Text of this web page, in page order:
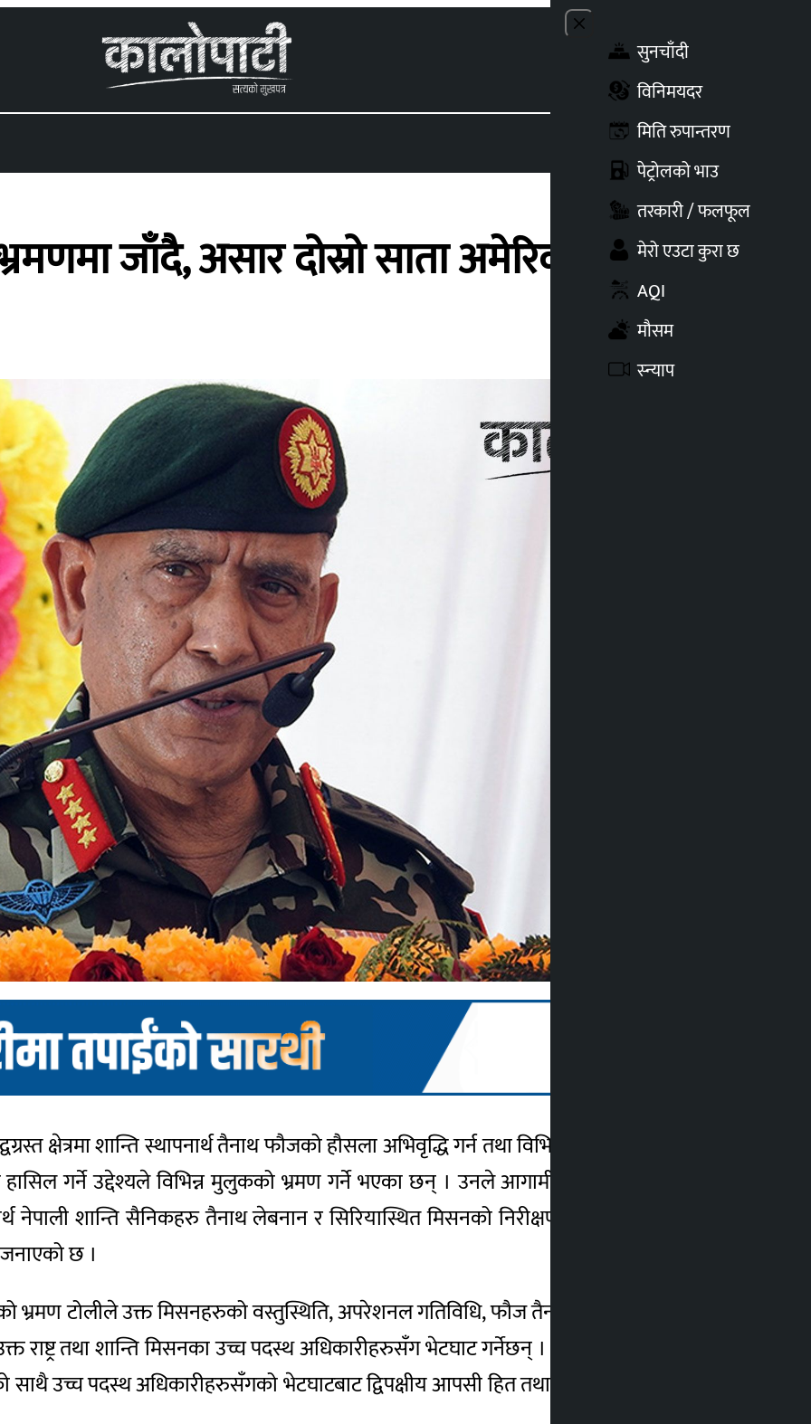
Close menu
सुनचाँदी
विनिमयदर
मिति रुपान्तरण
पेट्रोलको भाउ
तरकारी / फलफूल
मेरो एउटा कुरा छ
AQI
मौसम
स्न्याप
जाँदै, असार दोस्रो साता अमेरिका पुगेर फर्किने
क्षेत्रमा शान्ति स्थापनार्थ तैनाथ फौजको हौसला अभिवृद्धि गर्न तथा विभिन्न युएन मिसनहरुको विविध
हासिल गर्ने उद्देश्यले विभिन्न मुलुकको भ्रमण गर्ने भएका छन् । उनले आगामी असार ४ देखि १० गतेसम्म
नेपाली शान्ति सैनिकहरु तैनाथ लेबनान र सिरियास्थित मिसनको निरीक्षण भ्रमण गर्ने कार्यक्रम रहेको
छ ।
भ्रमण टोलीले उक्त मिसनहरुको वस्तुस्थिति, अपरेशनल गतिविधि, फौज तैनाथीको अवस्थालगायत अन्य
राष्ट्र तथा शान्ति मिसनका उच्च पदस्थ अधिकारीहरुसँग भेटघाट गर्नेछन् । निरीक्षण भ्रमणबाट द्वन्द्वग्रस्त
साथै उच्च पदस्थ अधिकारीहरुसँगको भेटघाटबाट द्विपक्षीय आपसी हित तथा पारस्परिक सम्बन्ध थप वृद्धि